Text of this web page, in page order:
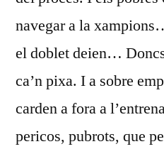
navegar a la
el doblet deien…
ca’n pixa. I a sobre
carden a fora a
pericos, pubrots, que